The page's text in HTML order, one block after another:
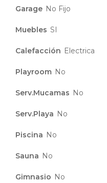
Garage No Fijo
Muebles SI
Calefacción Electrica
Playroom No
Serv.Mucamas No
Serv.Playa No
Piscina No
Sauna No
Gimnasio No